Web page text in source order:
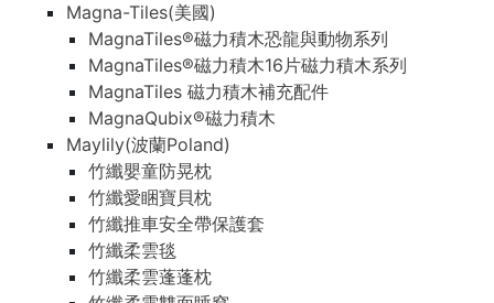
Magna-Tiles(美國)
MagnaTiles®磁力積木恐龍與動物系列
MagnaTiles®磁力積木16片磁力積木系列
MagnaTiles 磁力積木補充配件
MagnaQubix®磁力積木
Maylily(波蘭Poland)
竹纖嬰童防晃枕
竹纖愛睏寶貝枕
竹纖推車安全帶保護套
竹纖柔雲毯
竹纖柔雲蓬蓬枕